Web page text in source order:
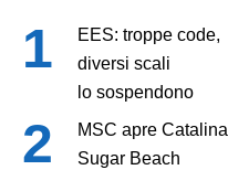
EES: troppe code,
diversi scali
lo sospendono
MSC apre Catalina
Sugar Beach